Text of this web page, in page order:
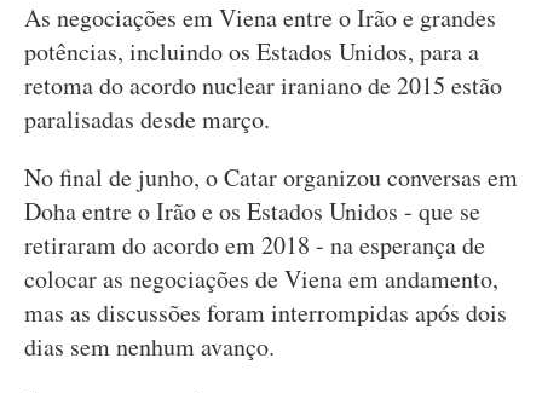
As negociações em Viena entre o Irão e grandes
potências, incluindo os Estados Unidos, para a
retoma do acordo nuclear iraniano de 2015 estão
paralisadas desde março.
No final de junho, o Catar organizou conversas em
Doha entre o Irão e os Estados Unidos - que se
retiraram do acordo em 2018 - na esperança de
colocar as negociações de Viena em andamento,
mas as discussões foram interrompidas após dois
dias sem nenhum avanço.